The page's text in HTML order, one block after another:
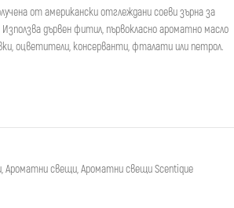
от американски отглеждани соеви зърна за
дървен фитил, първокласно ароматно масло
оцветители, консерванти, фталати или петрол.
,Ароматни свещи,Ароматни свещи Scentique